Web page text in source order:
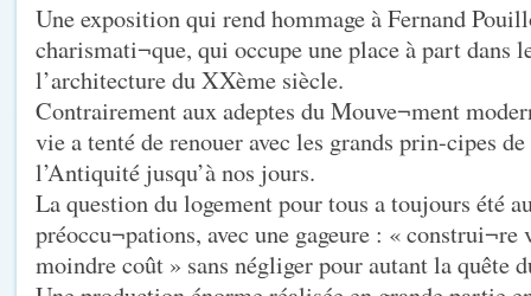
Une exposition qui rend hommage à Fernand
charismati¬que, qui occupe une place à part dans
l’architecture du XXème siècle.
Contrairement aux adeptes du Mouve¬ment
vie a tenté de renouer avec les grands prin-cipes
l’Antiquité jusqu’à nos jours.
La question du logement pour tous a toujours été
préoccu¬pations, avec une gageure : « construi¬re
moindre coût » sans négliger pour autant la quête